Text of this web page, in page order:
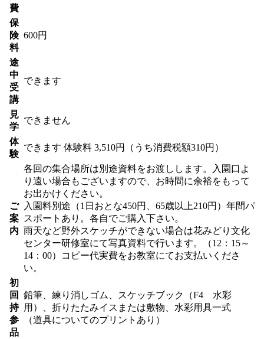
費
保
険
料
600円
途
中
受
講
できます
見
学
できません
体
験
できます 体験料 3,510円（うち消費税額310円）
ご
案
内
各回の集合場所は別途資料をお渡しします。入園口よ
り遠い場合もございますので、お時間に余裕をもって
お出かけください。
入園料別途（1日おとな450円、65歳以上210円）年間パ
スポートあり。各自でご購入下さい。
雨天など野外スケッチができない場合は花みどり文化
センター研修室にて写真資料で行います。（12：15～
14：00）コピー代実費をお教室にてお支払いくださ
い。
初
回
持
参
品
鉛筆、練り消しゴム、スケッチブック（F4 水彩
用）、折りたたみイスまたは敷物、水彩用具一式
（道具についてのプリントあり）